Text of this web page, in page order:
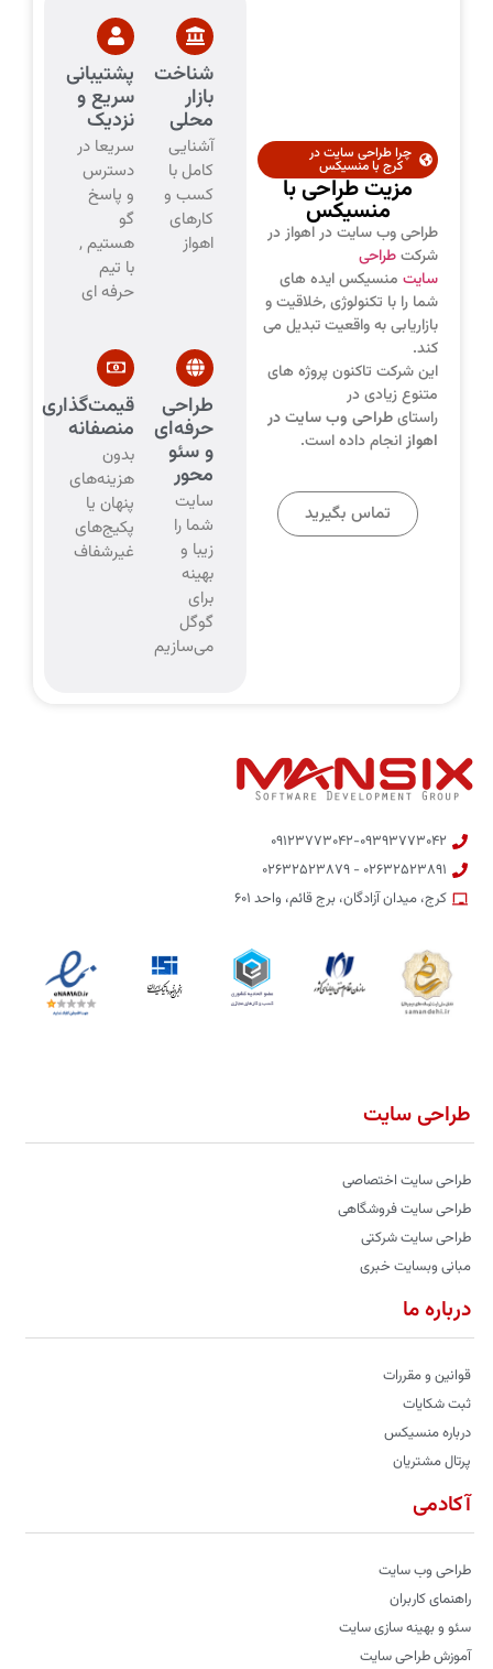
چرا طراحی سایت در
کرج با منسیکس
مزیت طراحی با
منسیکس
طراحی وب سایت در اهواز در
شرکتطراحی
سایتمنسیکس ایده های
شما را با تکنولوژی,خلاقیت و
بازاریابی به واقعیت تبدیل می
کند.
این شرکت تاکنون پروژه های
متنوع زیادی در
راستایطراحی وب سایت در
اهواز انجام داده است.
تماس بگیرید
شناخت
بازار
محلی
آشنایی
کامل با
کسب و
کارهای
اهواز
پشتیبانی
سریع و
نزدیک
سریعا در
دسترس
و پاسخ‌
گو
هستیم ,
با تیم
حرفه ای
طراحی
حرفه‌ای
و سئو
محور
سایت
شما را
زیبا و
بهینه
برای
گوگل
می‌سازیم
قیمت‌گذاری
منصفانه
بدون
هزینه‌های
پنهان یا
پکیج‌های
غیرشفاف
۰۹۱۲۳۷۷۳۰۴۲-۰۹۳۹۳۷۷۳۰۴۲
۰۲۶۳۲۵۲۳۸۹۱ - ۰۲۶۳۲۵۲۳۸۷۹
کرج، میدان آزادگان، برج قائم، واحد ۶۰۱
طراحی سایت
طراحی سایت اختصاصی
طراحی سایت فروشگاهی
طراحی سایت شرکتی
مبانی وبسایت خبری
درباره ما
قوانین و مقررات
ثبت شکایات
درباره منسیکس
پرتال مشتریان
آکادمی
طراحی وب سایت
راهنمای کاربران
سئو و بهینه سازی سایت
آموزش طراحی سایت